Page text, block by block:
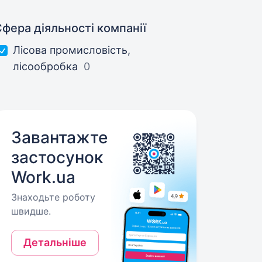
діяльності компанії
Лісова промисловість,
лісообробка 0
Завантажте
застосунок
Work.ua
Знаходьте роботу
швидше.
Детальніше